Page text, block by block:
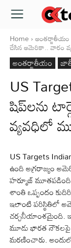
Home అంతర్జాతీయం
చేసిన అమెరికా.. వారం
అంతర్జాతీయం
US
షిప్‌లను
వ్యవధిలో
US Targets
ఉంది అగ్రరాజ్యం
హర్మూజ్‌
శాంతి ఒప్పందం
ఇలాంటి పరిస్థితిలో
చర్చనీయాంశమైంది.
మూడు భారత నౌకలపై
మరణించారు.